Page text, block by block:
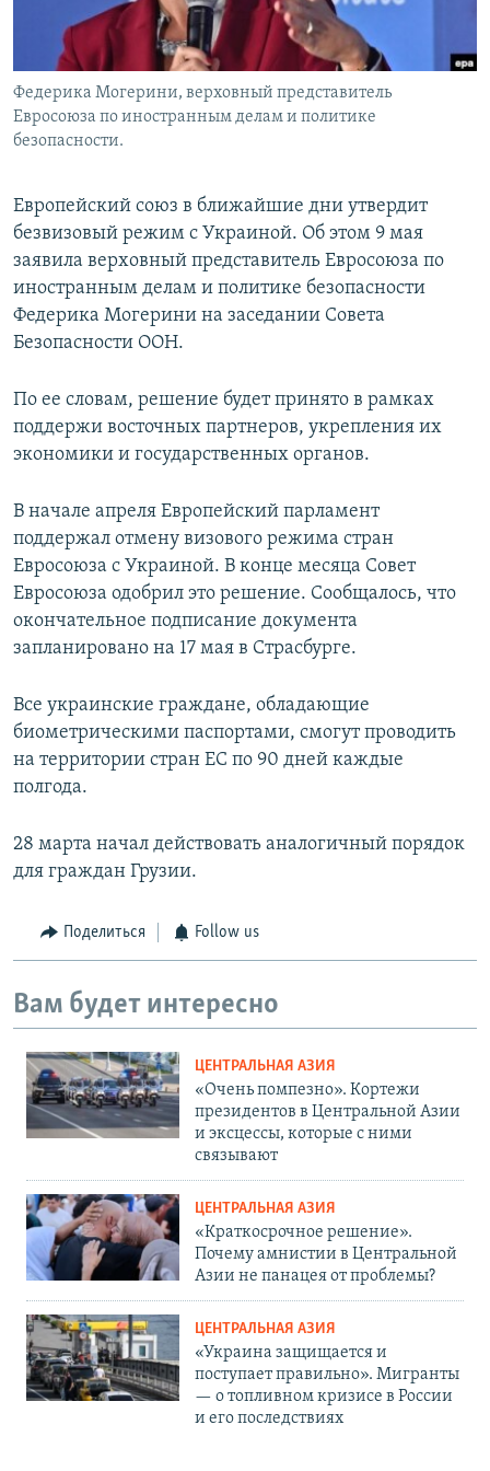
Федерика Могерини, верховный представитель
Евросоюза по иностранным делам и политике
безопасности.
Европейский союз в ближайшие дни утвердит
безвизовый режим с Украиной. Об этом 9 мая
заявила верховный представитель Евросоюза по
иностранным делам и политике безопасности
Федерика Могерини на заседании Совета
Безопасности ООН.
По ее словам, решение будет принято в рамках
поддержи восточных партнеров, укрепления их
экономики и государственных органов.
В начале апреля Европейский парламент
поддержал отмену визового режима стран
Евросоюза с Украиной. В конце месяца Совет
Евросоюза одобрил это решение. Сообщалось, что
окончательное подписание документа
запланировано на 17 мая в Страсбурге.
Все украинские граждане, обладающие
биометрическими паспортами, смогут проводить
на территории стран ЕС по 90 дней каждые
полгода.
28 марта начал действовать аналогичный порядок
для граждан Грузии.
Поделиться Follow us
Вам будет интересно
ЦЕНТРАЛЬНАЯ АЗИЯ
«Очень помпезно». Кортежи
президентов в Центральной Азии
и эксцессы, которые с ними
связывают
ЦЕНТРАЛЬНАЯ АЗИЯ
«Краткосрочное решение».
Почему амнистии в Центральной
Азии не панацея от проблемы?
ЦЕНТРАЛЬНАЯ АЗИЯ
«Украина защищается и
поступает правильно». Мигранты
— о топливном кризисе в России
и его последствиях